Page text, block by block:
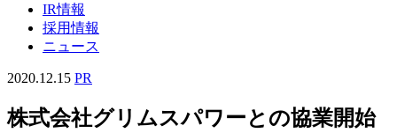
IR情報
採用情報
ニュース
2020.12.15 PR
株式会社グリムスパワーとの協業開始